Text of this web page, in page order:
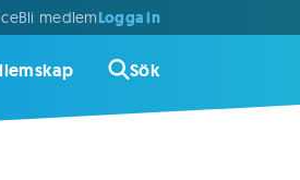
Bli medlemLogga in
Sök